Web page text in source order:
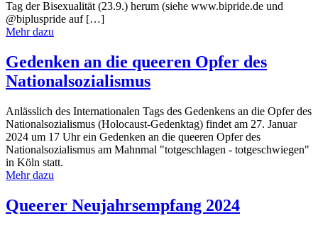
Tag der Bisexualität (23.9.) herum (siehe www.bipride.de und
@bipluspride auf […]
Mehr dazu
Gedenken an die queeren Opfer des
Nationalsozialismus
Anlässlich des Internationalen Tags des Gedenkens an die Opfer des
Nationalsozialismus (Holocaust-Gedenktag) findet am 27. Januar
2024 um 17 Uhr ein Gedenken an die queeren Opfer des
Nationalsozialismus am Mahnmal "totgeschlagen - totgeschwiegen"
in Köln statt.
Mehr dazu
Queerer Neujahrsempfang 2024